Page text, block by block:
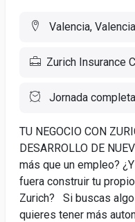
Valencia,
Zurich Insurance
Jornada completa
TU NEGOCIO CON
DESARROLLO DE
más que un empleo?
fuera construir tu
Zurich? Si buscas
quieres tener más